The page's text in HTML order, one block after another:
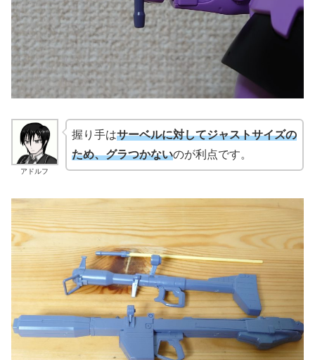
アドルフ
握り手はサーベルに対してジャストサイズの
ため、グラつかないのが利点です。